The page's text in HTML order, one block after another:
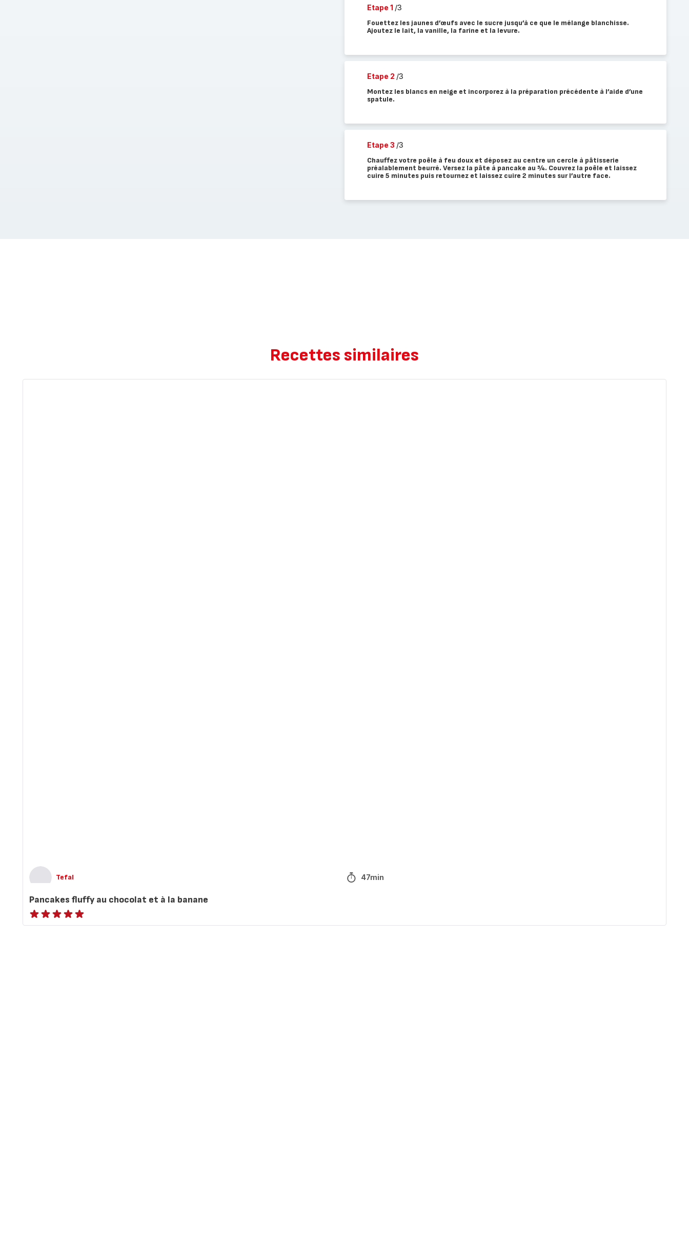
Etape 1 /3
Fouettez les jaunes d’œufs avec le sucre jusqu’à ce que le mélange blanchisse.
Ajoutez le lait, la vanille, la farine et la levure.
Etape 2 /3
Montez les blancs en neige et incorporez à la préparation précédente à l’aide d’une
spatule.
Etape 3 /3
Chauffez votre poêle à feu doux et déposez au centre un cercle à pâtisserie
préalablement beurré. Versez la pâte à pancake au ¾. Couvrez la poêle et laissez
cuire 5 minutes puis retournez et laissez cuire 2 minutes sur l’autre face.
Recettes similaires
Tefal 47min
Pancakes fluffy au chocolat et à la banane
ratings.NaN